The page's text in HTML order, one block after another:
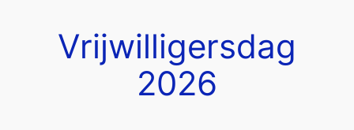
Vrijwilligersdag
2026